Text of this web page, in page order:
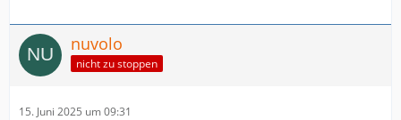
nuvolo
nicht zu stoppen
15. Juni 2025 um 09:31